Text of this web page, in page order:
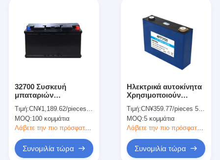
32700 Συσκευή
μπαταριών
Συσκευή μπαταριών
λιθίου σιδήρου
φωσφορικού για
Τιμή:CN¥1,189.62/pieces 100-499 pieces
MOQ:100 κομμάτια
Λάβετε την πιο πρόσφατη τιμή
Συνομιλία τώρα
Ηλεκτρικά αυτοκίνητα
Χρησιμοποιούν
100Ah LiFePO4
μπαταρία
Τιμή:CN¥359.77/pieces 5-499 pieces
MOQ:5 κομμάτια
Συνομιλία τώρα